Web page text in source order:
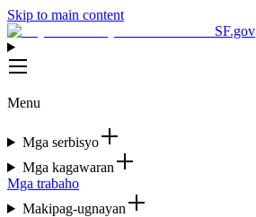
Skip to main content
SF.gov
Menu
Mga serbisyo
Mga kagawaran
Mga trabaho
Makipag-ugnayan